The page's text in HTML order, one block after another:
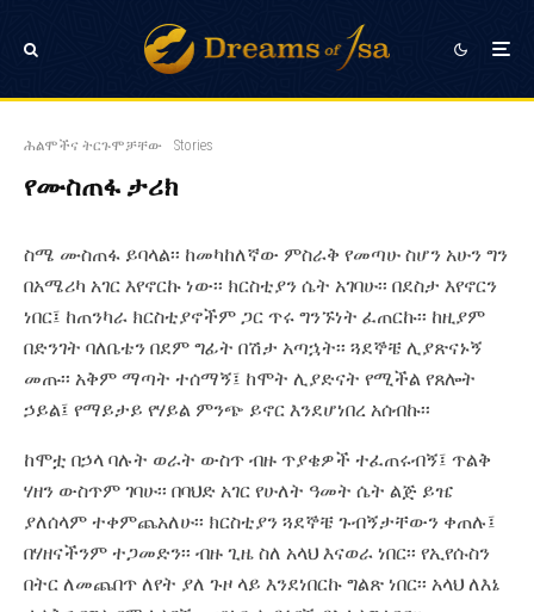
ሕልሞችና ትርጉሞቻቸው Stories
የሙስጠፋ ታሪክ
ስሜ ሙስጠፋ ይባላል፡፡ ከመካከለኛው ምስራቅ የመጣሁ ስሆን አሁን ግን
በአሜሪካ አገር እየኖርኩ ነው፡፡ ክርስቲያን ሴት አገባሁ፡፡ በደስታ እየኖርን
ነበር፤ ከጠንካራ ክርስቲያኖችም ጋር ጥሩ ግንኙነት ፈጠርኩ፡፡ ከዚያም
በድንገት ባለቤቴን በደም ግፊት በሽታ አጣኋት፡፡ ጓደኞቼ ሊያጽናኑኝ
መጡ፡፡ አቅም ማጣት ተሰማኝ፤ ከሞት ሊያድናት የሚችል የጸሎት
ኃይል፤ የማይታይ የሃይል ምንጭ ይኖር እንደሆነበረ አሰብኩ፡፡
ከሞቷ በኃላ ባሉት ወራት ውስጥ ብዙ ጥያቄዎች ተፈጠሩብኝ፤ ጥልቅ
ሃዘን ውስጥም ገባሁ፡፡ በባህድ አገር የሁለት ዓመት ሴት ልጅ ይዤ
ያለሰላም ተቀምጨአለሁ፡፡ ክርስቲያን ጓደኞቼ ጉብኝታቸውን ቀጠሉ፤
በሃዘናችንም ተጋመድን፡፡ ብዙ ጊዜ ስለ አላህ እናወራ ነበር፡፡ የኢየሱስን
በትር ለመጨበጥ ለየት ያለ ጉዞ ላይ እንደነበርኩ ግልጽ ነበር፡፡ አላህ ለእኔ